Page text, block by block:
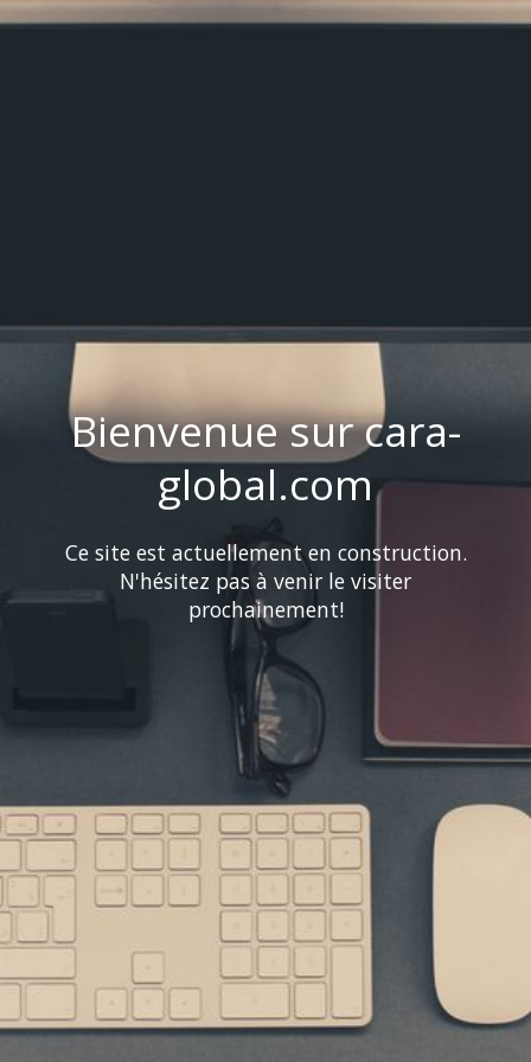
Bienvenue sur cara-
global.com
Ce site est actuellement en construction.
N'hésitez pas à venir le visiter
prochainement!